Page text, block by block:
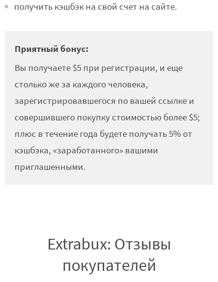
получить кэшбэк на свой счет на сайте.
Приятный бонус:
Вы получаете $5 при регистрации, и еще
столько же за каждого человека,
зарегистрировавшегося по вашей ссылке и
совершившего покупку стоимостью более $5;
плюс в течение года будете получать 5% от
кэшбэка, «заработанного» вашими
приглашенными.
Extrabux: Отзывы
покупателей